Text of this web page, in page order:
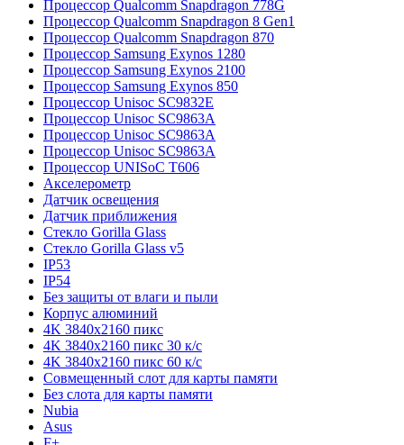
Процессор Qualcomm Snapdragon 778G
Процессор Qualcomm Snapdragon 8 Gen1
Процессор Qualcomm Snapdragon 870
Процессор Samsung Exynos 1280
Процессор Samsung Exynos 2100
Процессор Samsung Exynos 850
Процессор Unisoc SC9832E
Процессор Unisoc SC9863A
Процессор Unisoc SC9863A
Процессор Unisoc SC9863A
Процессор UNISoC T606
Акселерометр
Датчик освещения
Датчик приближения
Стекло Gorilla Glass
Стекло Gorilla Glass v5
IP53
IP54
Без защиты от влаги и пыли
Корпус алюминий
4K 3840x2160 пикс
4K 3840x2160 пикс 30 к/с
4K 3840x2160 пикс 60 к/с
Совмещенный слот для карты памяти
Без слота для карты памяти
Nubia
Asus